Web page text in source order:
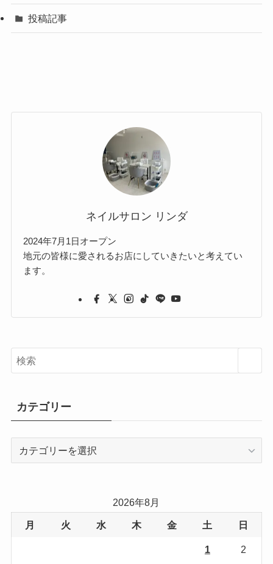
投稿記事
ネイルサロン リンダ
2024年7月1日オープン
地元の皆様に愛されるお店にしていきたいと考えてい
ます。
カテゴリー
2026年8月
月 火 水 木 金 土 日
1 2